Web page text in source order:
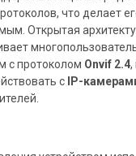
что делает
Открытая
с протоколом Onvif 2.4,
с
IP-